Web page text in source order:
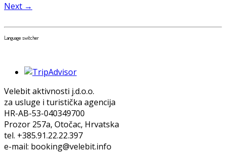
Next →
Language switcher
Velebit aktivnosti j.d.o.o.
za usluge i turistička agencija
HR-AB-53-040349700
Prozor 257a, Otočac, Hrvatska
tel. +385.91.22.22.397
e-mail: booking@velebit.info